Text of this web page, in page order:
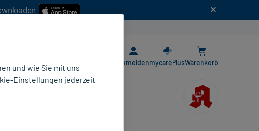
AnmeldenmycarePlusWarenkorb
und wie Sie mit uns
Einstellungen jederzeit